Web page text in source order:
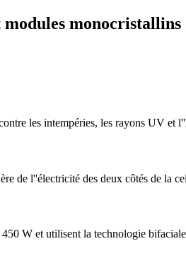
les intempéries, les rayons UV
de l''électricité des deux côtés de la
W et utilisent la technologie